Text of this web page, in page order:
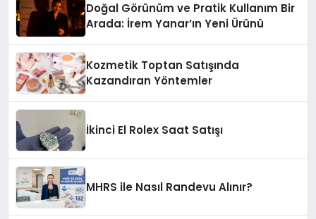
Doğal Görünüm ve Pratik Kullanım Bir
Arada: İrem Yanar’ın Yeni Ürünü
Kozmetik Toptan Satışında
Kazandıran Yöntemler
İkinci El Rolex Saat Satışı
MHRS ile Nasıl Randevu Alınır?